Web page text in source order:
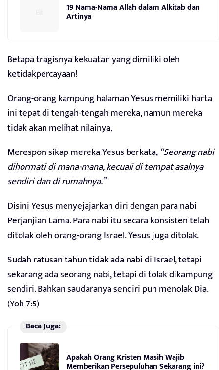
19 Nama-Nama Allah dalam Alkitab dan
Artinya
Betapa tragisnya kekuatan yang dimiliki oleh
ketidakpercayaan!
Orang-orang kampung halaman Yesus memiliki harta
ini tepat di tengah-tengah mereka, namun mereka
tidak akan melihat nilainya,
Merespon sikap mereka Yesus berkata,“Seorang nabi
dihormati di mana-mana, kecuali di tempat asalnya
sendiri dan di rumahnya.”
Disini Yesus menyejajarkan diri dengan para nabi
Perjanjian Lama. Para nabi itu secara konsisten telah
ditolak oleh orang-orang Israel. Yesus juga ditolak.
Sudah ratusan tahun tidak ada nabi di Israel, tetapi
sekarang ada seorang nabi, tetapi di tolak dikampung
sendiri. Bahkan saudaranya sendiri pun menolak Dia.
(Yoh 7:5)
Baca Juga:
Apakah Orang Kristen Masih Wajib
Memberikan Persepuluhan Sekarang ini?